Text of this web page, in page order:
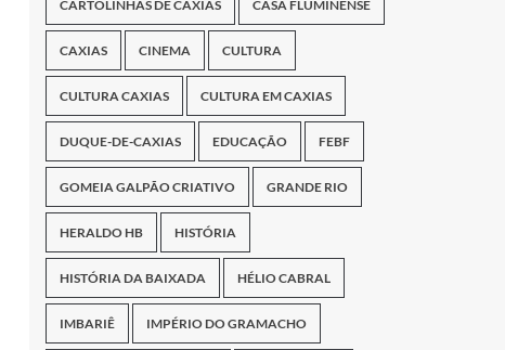
CARTOLINHAS DE CAXIAS CASA FLUMINENSE
CAXIAS CINEMA CULTURA
CULTURA CAXIAS CULTURA EM CAXIAS
DUQUE-DE-CAXIAS EDUCAÇÃO FEBF
GOMEIA GALPÃO CRIATIVO GRANDE RIO
HERALDO HB HISTÓRIA
HISTÓRIA DA BAIXADA HÉLIO CABRAL
IMBARIÊ IMPÉRIO DO GRAMACHO